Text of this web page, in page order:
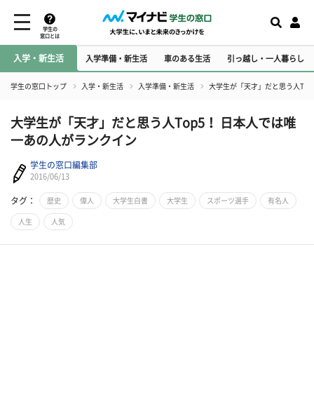
学生の
窓口とは
入学・新生活 入学準備・新生活 車のある生活 引っ越し・一人暮らし
学生の窓口トップ 入学・新生活 入学準備・新生活 大学生が「天才」だと思う人
大学生が「天才」だと思う人Top5！ 日本人では唯
一あの人がランクイン
学生の窓口編集部
2016/06/13
タグ： 歴史 偉人 大学生白書 大学生 スポーツ選手 有名人
人生 人気